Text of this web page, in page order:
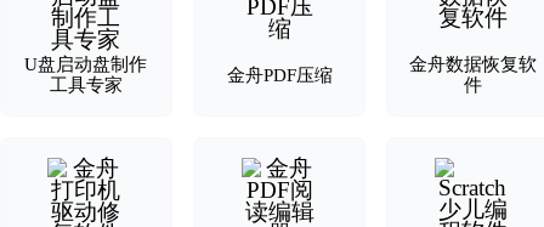
U盘启动盘制作
工具专家
金舟PDF压缩
金舟数据恢复软
件